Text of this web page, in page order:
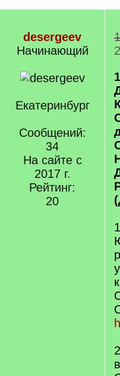
desergeev
Начинающий
Екатеринбург
Сообщений:
34
На сайте с
2017 г.
Рейтинг:
20